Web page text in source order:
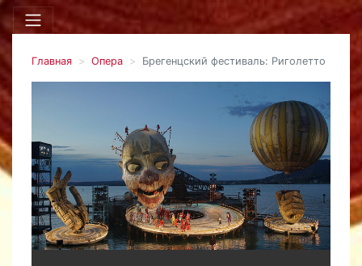
Главная Опера Брегенцский фестиваль: Риголетто